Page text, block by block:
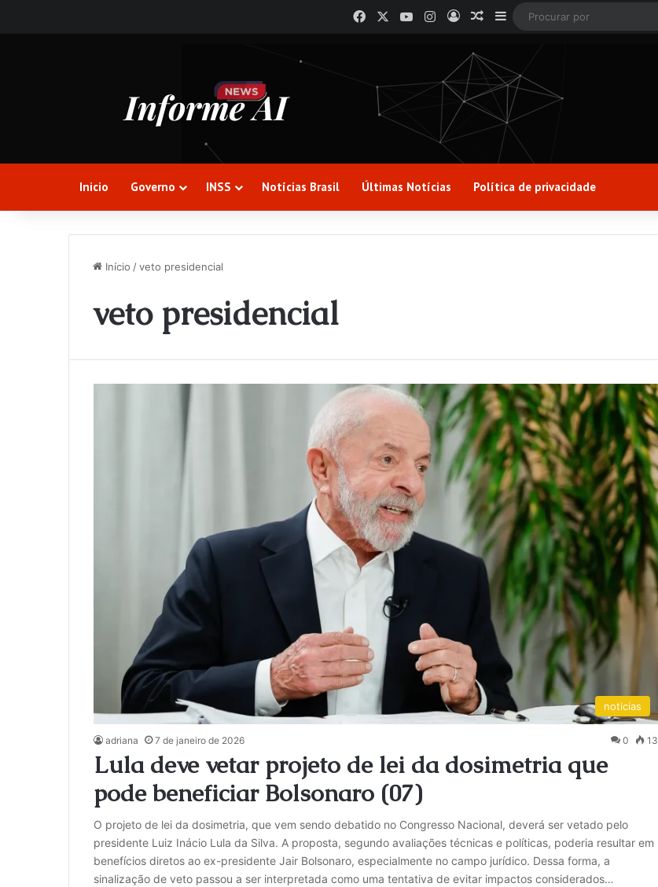
Facebook YouTubeInstagram
EntrarArtigo aleatório
Barra Lateral
Inicio Governo INSS Notícias Brasil Últimas Notícias Política de privacidade
Início /veto presidencial
veto presidencial
noticias
adriana 7 de janeiro de 2026 0 13
Lula deve vetar projeto de lei da dosimetria que
pode beneficiar Bolsonaro (07)
O projeto de lei da dosimetria, que vem sendo debatido no Congresso Nacional, deverá ser vetado pelo
presidente Luiz Inácio Lula da Silva. A proposta, segundo avaliações técnicas e políticas, poderia resultar em
benefícios diretos ao ex-presidente Jair Bolsonaro, especialmente no campo jurídico. Dessa forma, a
sinalização de veto passou a ser interpretada como uma tentativa de evitar impactos considerados…